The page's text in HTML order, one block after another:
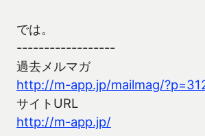
では。
------------------
過去メルマガ
http://m-app.jp/mailmag/
サイトURL
http://m-app.jp/